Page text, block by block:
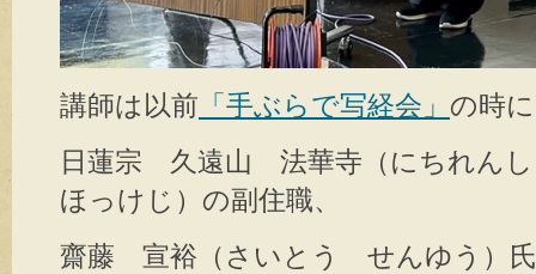
講師は以前 「手ぶらで写経会」 の時
日蓮宗 久遠山 法華寺（にちれ
ほっけじ）の副住職、
齋藤 宣裕（さいとう せんゆう）